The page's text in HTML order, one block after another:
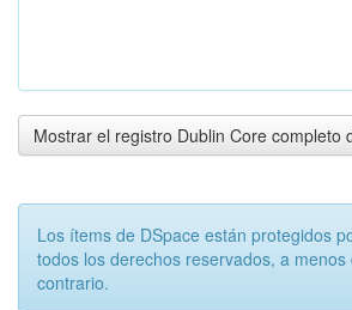
Mostrar el registro Dublin Core completo
Los ítems de DSpace están protegidos
todos los derechos reservados, a menos
contrario.